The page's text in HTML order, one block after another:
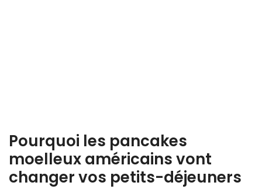
Pourquoi les pancakes
moelleux américains vont
changer vos petits-déjeuners